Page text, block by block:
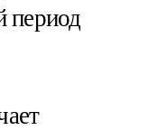
период